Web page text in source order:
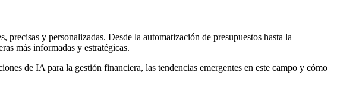
y personalizadas. Desde la automatización de presupuestos hasta la
más informadas y estratégicas.
de IA para la gestión financiera, las tendencias emergentes en este campo y cómo